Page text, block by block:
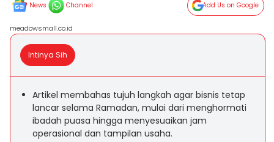
News Channel Add Us on Google
meadowsmall.co.id
Intinya Sih
Artikel membahas tujuh langkah agar bisnis tetap
lancar selama Ramadan, mulai dari menghormati
ibadah puasa hingga menyesuaikan jam
operasional dan tampilan usaha.